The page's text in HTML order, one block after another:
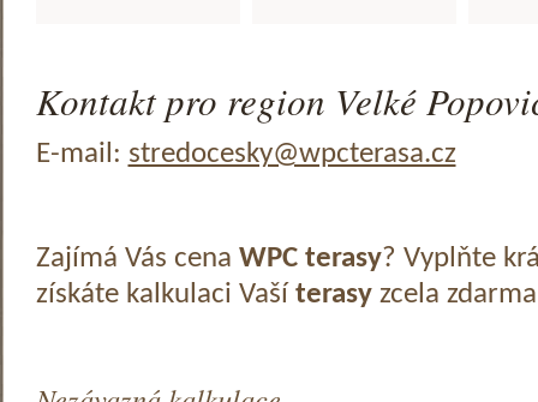
Kontakt pro region Velké
E-mail: stredocesky@wpcterasa.cz
Zajímá Vás cena WPC terasy? Vyplňte
získáte kalkulaci Vaší terasyzcela